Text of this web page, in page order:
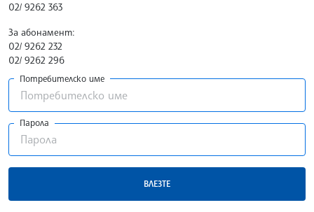
02/ 9262 363
За абонамент:
02/ 9262 232
02/ 9262 296
Потребителско име
Парола
ВЛЕЗТЕ